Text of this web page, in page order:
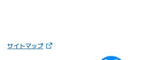
サイトマップ（新しいタブで開きます）
びっぷるのページ